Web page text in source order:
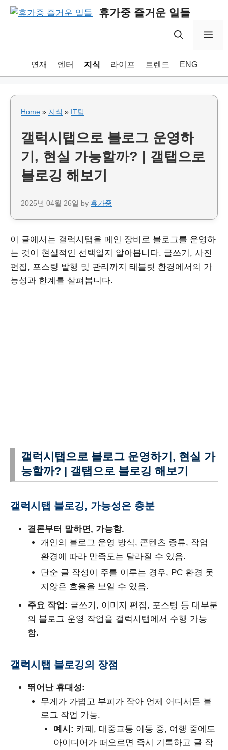
Skip
휴가중 즐거운 일들
연재 엔터 지식 라이프 트렌드 ENG
Home » 지식 » IT팁
갤럭시탭으로 블로그 운영하
기, 현실 가능할까? | 갤탭으로
블로깅 해보기
2025년 04월 26일 by 휴가중
이 글에서는 갤럭시탭을 메인 장비로 블로그를 운영하
는 것이 현실적인 선택일지 알아봅니다. 글쓰기, 사진
편집, 포스팅 발행 및 관리까지 태블릿 환경에서의 가
능성과 한계를 살펴봅니다.
갤럭시탭으로 블로그 운영하기, 현실 가
능할까? | 갤탭으로 블로깅 해보기
갤럭시탭 블로깅, 가능성은 충분
결론부터 말하면, 가능함.
개인의 블로그 운영 방식, 콘텐츠 종류, 작업
환경에 따라 만족도는 달라질 수 있음.
단순 글 작성이 주를 이루는 경우, PC 환경 못
지않은 효율을 보일 수 있음.
주요 작업: 글쓰기, 이미지 편집, 포스팅 등 대부분
의 블로그 운영 작업을 갤럭시탭에서 수행 가능
함.
갤럭시탭 블로깅의 장점
뛰어난 휴대성:
무게가 가볍고 부피가 작아 언제 어디서든 블
로그 작업 가능.
예시: 카페, 대중교통 이동 중, 여행 중에도
아이디어가 떠오르면 즉시 기록하고 글 작